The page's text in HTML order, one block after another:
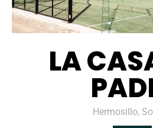
LA
Hermosillo,